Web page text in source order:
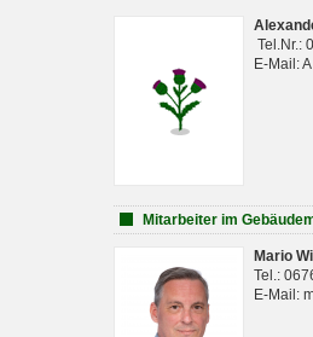
Tel.Nr.:
E-Mail:
Mitarbeiter im
Mario
Tel.:
E-Mail: